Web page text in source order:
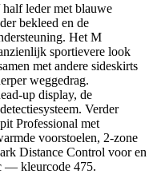
leder met blauwe
bekleed en de
Het M
sportievere look
met andere sideskirts
weggedrag.
up display, de
Verder
Professional met
voorstoelen, 2-zone
Distance Control voor en
— kleurcode 475.